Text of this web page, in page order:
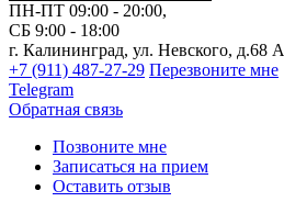
ПН-ПТ 09:00 - 20:00,
СБ 9:00 - 18:00
г. Калининград, ул. Невского, д.68 А
+7 (911) 487-27-29 Перезвоните мне
Telegram
Обратная связь
Позвоните мне
Записаться на прием
Оставить отзыв